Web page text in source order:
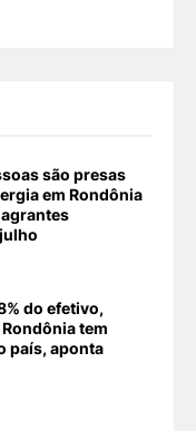
são presas
em Rondônia
do efetivo,
tem
país, aponta